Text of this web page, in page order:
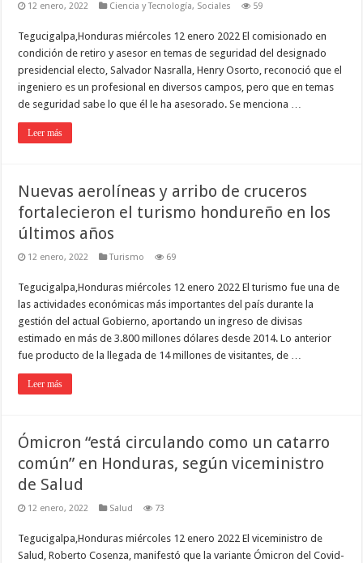
12 enero, 2022 Ciencia y Tecnología, Sociales 59
Tegucigalpa,Honduras miércoles 12 enero 2022 El comisionado en
condición de retiro y asesor en temas de seguridad del designado
presidencial electo, Salvador Nasralla, Henry Osorto, reconoció que el
ingeniero es un profesional en diversos campos, pero que en temas
de seguridad sabe lo que él le ha asesorado. Se menciona …
Leer más
Nuevas aerolíneas y arribo de cruceros
fortalecieron el turismo hondureño en los
últimos años
12 enero, 2022 Turismo 69
Tegucigalpa,Honduras miércoles 12 enero 2022 El turismo fue una de
las actividades económicas más importantes del país durante la
gestión del actual Gobierno, aportando un ingreso de divisas
estimado en más de 3.800 millones dólares desde 2014. Lo anterior
fue producto de la llegada de 14 millones de visitantes, de …
Leer más
Ómicron “está circulando como un catarro
común” en Honduras, según viceministro
de Salud
12 enero, 2022 Salud 73
Tegucigalpa,Honduras miércoles 12 enero 2022 El viceministro de
Salud, Roberto Cosenza, manifestó que la variante Ómicron del Covid-